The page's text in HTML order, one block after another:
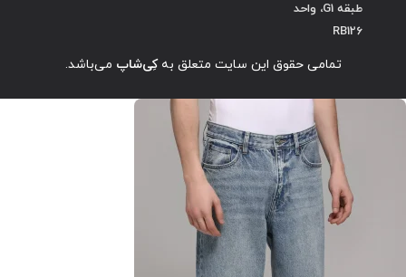
طبقه G1، واحد
RB126
تمامی حقوق این سایت متعلق بهکِی‌شاپ می‌باشد.